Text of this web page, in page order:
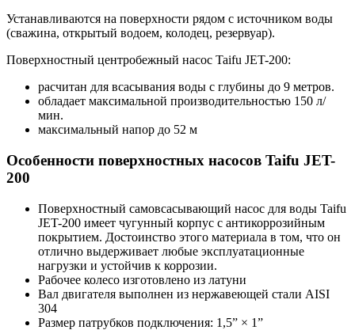
Устанавливаются на поверхности рядом с источником воды
(сважина, открытый водоем, колодец, резервуар).
Поверхностный центробежный насос Taifu JET-200:
расчитан для всасывания воды с глубины до 9 метров.
обладает максимальной производительностью 150 л/
мин.
максимальный напор до 52 м
Особенности поверхностных насосов Taifu JET-
200
Поверхностный самовсасывающий насос для воды Taifu
JET-200 имеет чугунный корпус с антикоррозийным
покрытием. Достоинство этого материала в том, что он
отлично выдерживает любые эксплуатационные
нагрузки и устойчив к коррозии.
Рабочее колесо изготовлено из латуни
Вал двигателя выполнен из нержавеющей стали AISI
304
Размер патрубков подключения: 1,5” × 1”